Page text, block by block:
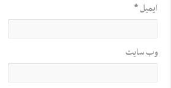
ایمیل*
وب‌ سایت